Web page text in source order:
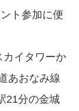
ト参加に便
カイタワーか
あおなみ線
21分の金城